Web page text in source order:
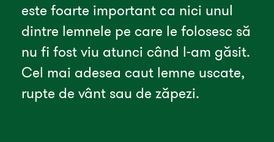
este foarte important ca nici unul
dintre lemnele pe care le folosesc să
nu fi fost viu atunci când l-am găsit.
Cel mai adesea caut lemne uscate,
rupte de vânt sau de zăpezi.